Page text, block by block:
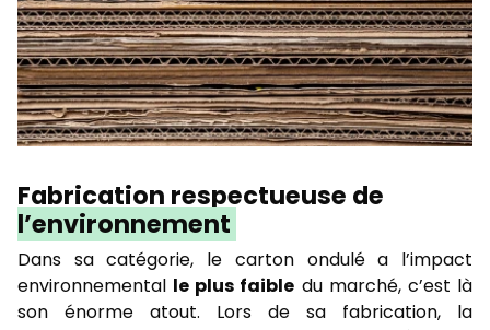
Fabrication respectueuse de
l’environnement
Dans sa catégorie, le carton ondulé a l’impact
environnemental le plus faible du marché, c’est là
son énorme atout. Lors de sa fabrication, la